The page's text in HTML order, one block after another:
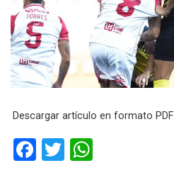
Descargar artículo en formato PDF
F
T